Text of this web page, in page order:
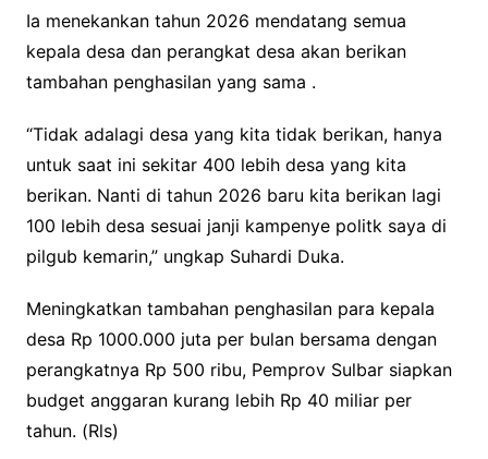
Ia menekankan tahun 2026 mendatang semua
kepala desa dan perangkat desa akan berikan
tambahan penghasilan yang sama .
“Tidak adalagi desa yang kita tidak berikan, hanya
untuk saat ini sekitar 400 lebih desa yang kita
berikan. Nanti di tahun 2026 baru kita berikan lagi
100 lebih desa sesuai janji kampenye politk saya di
pilgub kemarin,” ungkap Suhardi Duka.
Meningkatkan tambahan penghasilan para kepala
desa Rp 1000.000 juta per bulan bersama dengan
perangkatnya Rp 500 ribu, Pemprov Sulbar siapkan
budget anggaran kurang lebih Rp 40 miliar per
tahun. (Rls)